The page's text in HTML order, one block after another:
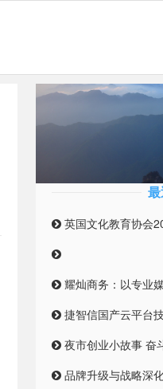
英国文化教育协会2025东亚教育
耀灿商务：以专业媒
捷智信国产云平台
夜市创业小故事 奋斗的生活
品牌升级与战略深化：智